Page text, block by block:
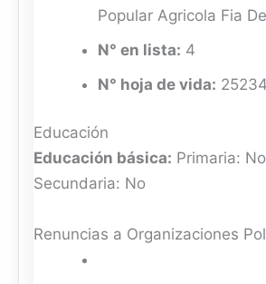
Popular Agricola Fia
N° en lista: 4
N° hoja de vida:
Educación
Educación básica: Primaria:
Secundaria: No
Renuncias a Organizaciones